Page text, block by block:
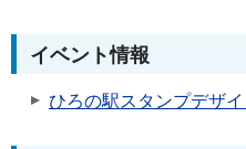
イベント情報
ひろの駅スタンプデザ